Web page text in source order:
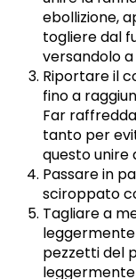
ebollizione,
togliere dal
versandolo
Riportare il
fino a
Far
tanto per
questo
Passare in
sciroppato
Tagliare a
pezzetti del